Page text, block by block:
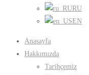
RU
EN
Anasayfa
Hakkımızda
Tarihçemiz